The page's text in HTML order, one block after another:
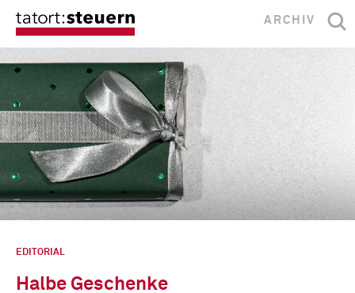
ARCHIV
EDITORIAL
Halbe Geschenke